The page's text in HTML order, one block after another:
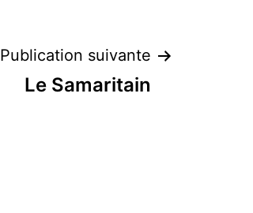
Publication suivante
Le Samaritain